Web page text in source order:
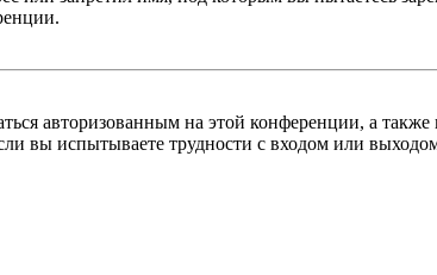
авторизованным на этой конференции, а
вы испытываете трудности с входом или